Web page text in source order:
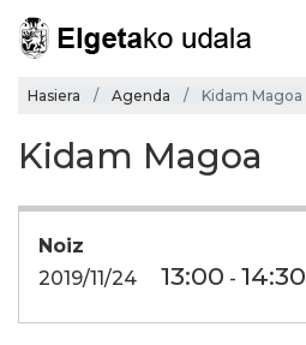
Hasiera Agenda Kidam Magoa
Kidam Magoa
Noiz
2019/11/24
13:00 - 14:30